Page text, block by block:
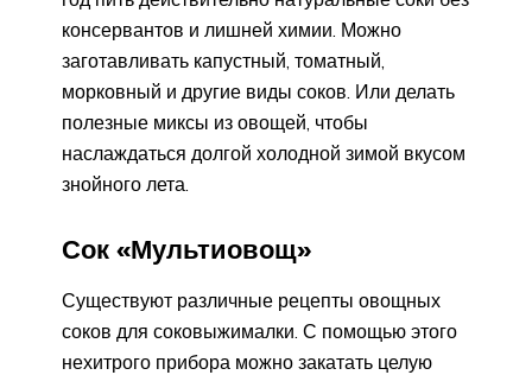
консервантов и лишней химии. Можно
заготавливать капустный, томатный,
морковный и другие виды соков. Или делать
полезные миксы из овощей, чтобы
наслаждаться долгой холодной зимой вкусом
знойного лета.
Сок «Мультиовощ»
Существуют различные рецепты овощных
соков для соковыжималки. С помощью этого
нехитрого прибора можно закатать целую